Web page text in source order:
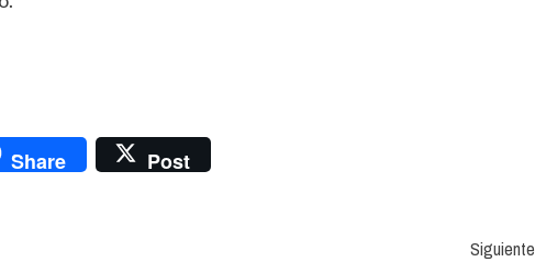
Share Post
Siguiente